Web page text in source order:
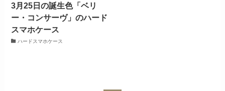
3月25日の誕生色「ベリ
ー・コンサーヴ」のハード
スマホケース
ハードスマホケース